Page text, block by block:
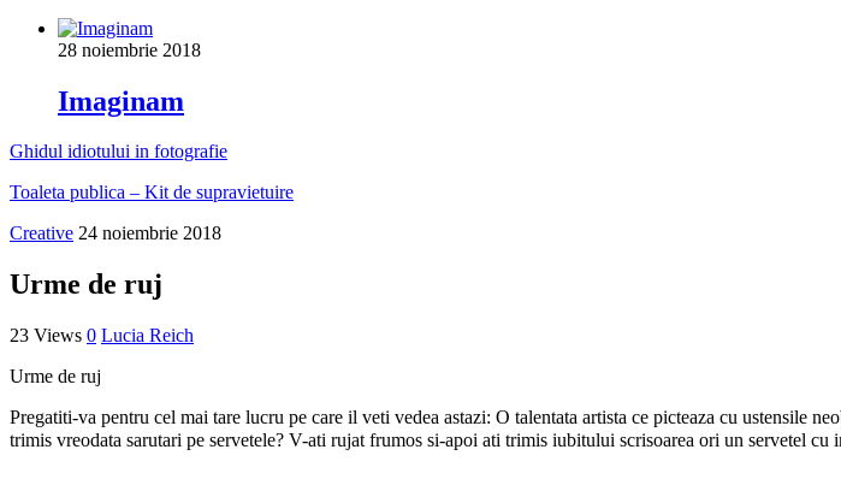
28 noiembrie 2018
Imaginam
Ghidul idiotului in fotografie
Toaleta publica – Kit de supravietuire
Creative 24 noiembrie 2018
Urme de ruj
23 Views 0 Lucia Reich
Urme de ruj
Pregatiti-va pentru cel mai tare lucru pe care il veti vedea astazi: O talentata artista ce picteaza cu ustensile
trimis vreodata sarutari pe servetele? V-ati rujat frumos si-apoi ati trimis iubitului scrisoarea ori un servetel